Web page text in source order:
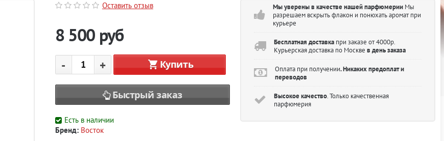
Оставить отзыв
8 500 руб
- + Купить
Быстрый заказ
Есть в наличии
Бренд: Восток
Мы уверены в качестве нашей парфюмерииМы
разрешаем вскрыть флакон и понюхать аромат при
курьере
Бесплатная доставкапри заказе от 4000р.
Курьерская доставка по Москве в день заказа
Оплата при получении. Никаких предоплат и
переводов
Высокое качество. Только качественная
парфюмерия